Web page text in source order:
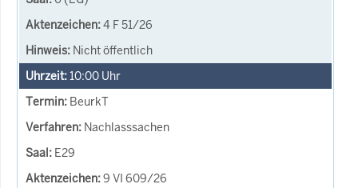
4 F 51/26
Nicht öffentlich
10:00 Uhr
BeurkT
Nachlasssachen
E29
9 VI 609/26